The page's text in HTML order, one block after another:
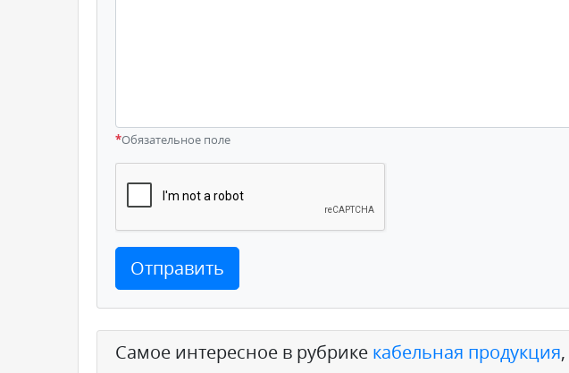
*Обязательное поле
Отправить
Самое интересное в рубрике кабельная продукция,